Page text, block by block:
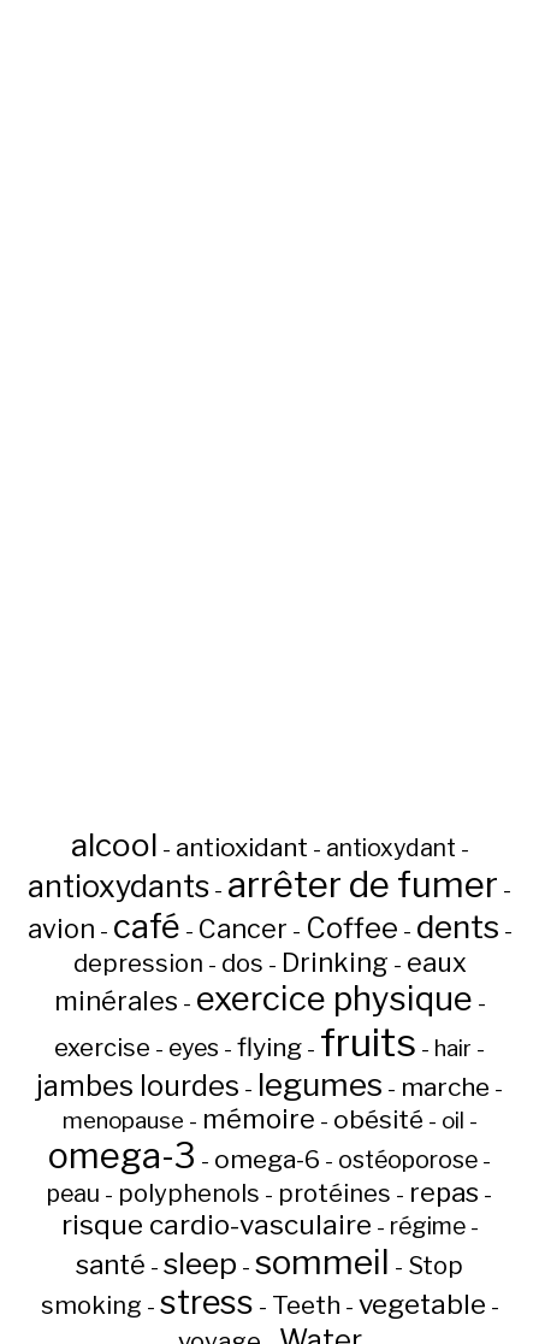
alcool - antioxidant - antioxydant -
antioxydants - arrêter de fumer -
avion - café - Cancer - Coffee - dents -
depression - dos - Drinking - eaux
minérales - exercice physique -
exercise - eyes - flying - fruits - hair -
jambes lourdes - legumes - marche -
menopause - mémoire - obésité - oil -
omega-3 - omega-6 - ostéoporose -
peau - polyphenols - protéines - repas -
risque cardio-vasculaire - régime-
santé - sleep - sommeil - Stop
smoking - stress - Teeth - vegetable -